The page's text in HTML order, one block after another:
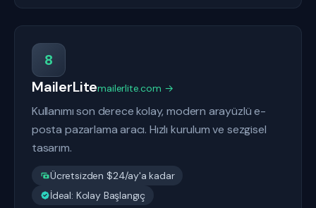
8
MailerLitemailerlite.com →
Kullanımı son derece kolay, modern arayüzlü e-
posta pazarlama aracı. Hızlı kurulum ve sezgisel
tasarım.
Ücretsizden $24/ay'a kadar
İdeal: Kolay Başlangıç